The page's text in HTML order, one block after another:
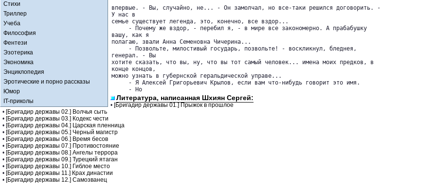
Стихи
Триллер
Учеба
Философия
Фентези
Эзотерика
Экономика
Энциклопедия
Эротические и порно рассказы
Юмор
IT-приколы
впервые. - Вы, случайно, не... - Он замолчал, но все-таки решился договорить. -
У нас в
семье существует легенда, это, конечно, все вздор...
     - Почему же вздор, - перебил я, - в мире все закономерно. А прабабушку
вашу, как я
полагаю, звали Анна Семеновна Чичерина...
     - Позвольте, милостивый государь, позвольте! - воскликнул, бледнея,
генерал. - Вы
хотите сказать, что вы, ну, что вы тот самый человек... имена моих предков, в
конце концов,
можно узнать в губернской геральдической управе...
     - Я Алексей Григорьевич Крылов, если вам что-нибудь говорит это имя.
     - Но
Литература, написанная Шхиян Сергей:
• [Бригадир державы 01.] Прыжок в прошлое
• [Бригадир державы 02.] Волчья сыть
• [Бригадир державы 03.] Кодекс чести
• [Бригадир державы 04.] Царская пленница
• [Бригадир державы 05.] Черный магистр
• [Бригадир державы 06.] Время бесов
• [Бригадир державы 07.] Противостояние
• [Бригадир державы 08.] Ангелы террора
• [Бригадир державы 09.] Турецкий ятаган
• [Бригадир державы 10.] Гиблое место
• [Бригадир державы 11.] Крах династии
• [Бригадир державы 12.] Самозванец